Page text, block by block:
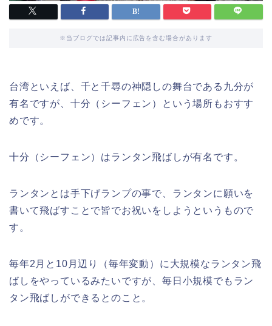
※当ブログでは記事内に広告を含む場合があります
台湾といえば、千と千尋の神隠しの舞台である九分が
有名ですが、十分（シーフェン）という場所もおすす
めです。
十分（シーフェン）はランタン飛ばしが有名です。
ランタンとは手下げランプの事で、ランタンに願いを
書いて飛ばすことで皆でお祝いをしようというもので
す。
毎年2月と10月辺り（毎年変動）に大規模なランタン飛
ばしをやっているみたいですが、毎日小規模でもラン
タン飛ばしができるとのこと。